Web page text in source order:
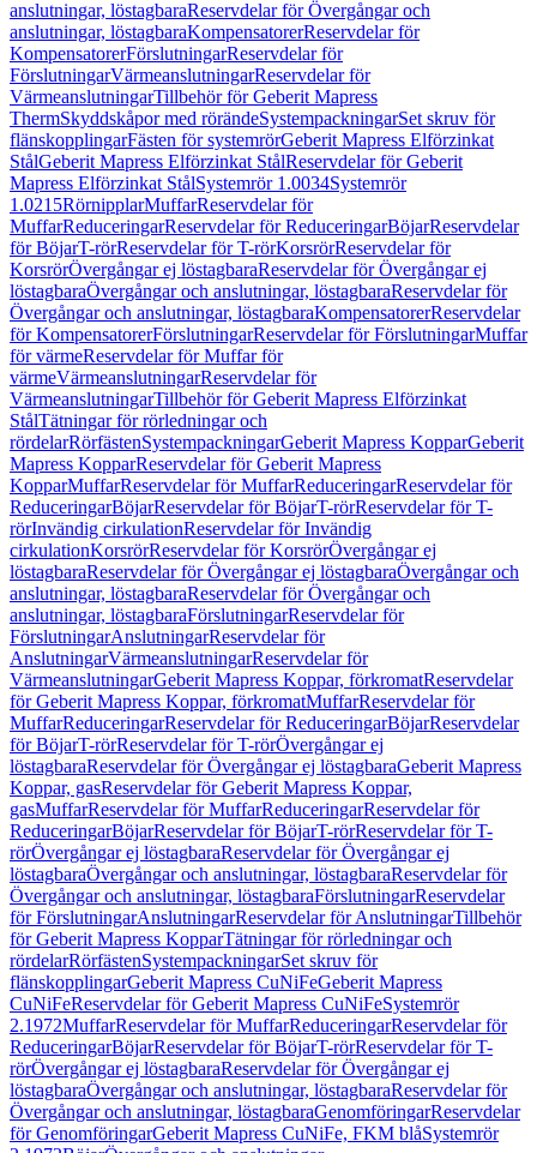
anslutningar, löstagbaraReservdelar för Övergångar och
anslutningar, löstagbaraKompensatorerReservdelar för
KompensatorerFörslutningarReservdelar för
FörslutningarVärmeanslutningarReservdelar för
VärmeanslutningarTillbehör för Geberit Mapress
ThermSkyddskåpor med rörändeSystempackningarSet skruv för
flänskopplingarFästen för systemrörGeberit Mapress Elförzinkat
StålGeberit Mapress Elförzinkat StålReservdelar för Geberit
Mapress Elförzinkat StålSystemrör 1.0034Systemrör
1.0215RörnipplarMuffarReservdelar för
MuffarReduceringarReservdelar för ReduceringarBöjarReservdelar
för BöjarT-rörReservdelar för T-rörKorsrörReservdelar för
KorsrörÖvergångar ej löstagbaraReservdelar för Övergångar ej
löstagbaraÖvergångar och anslutningar, löstagbaraReservdelar för
Övergångar och anslutningar, löstagbaraKompensatorerReservdelar
för KompensatorerFörslutningarReservdelar för FörslutningarMuffar
för värmeReservdelar för Muffar för
värmeVärmeanslutningarReservdelar för
VärmeanslutningarTillbehör för Geberit Mapress Elförzinkat
StålTätningar för rörledningar och
rördelarRörfästenSystempackningarGeberit Mapress KopparGeberit
Mapress KopparReservdelar för Geberit Mapress
KopparMuffarReservdelar för MuffarReduceringarReservdelar för
ReduceringarBöjarReservdelar för BöjarT-rörReservdelar för T-
rörInvändig cirkulationReservdelar för Invändig
cirkulationKorsrörReservdelar för KorsrörÖvergångar ej
löstagbaraReservdelar för Övergångar ej löstagbaraÖvergångar och
anslutningar, löstagbaraReservdelar för Övergångar och
anslutningar, löstagbaraFörslutningarReservdelar för
FörslutningarAnslutningarReservdelar för
AnslutningarVärmeanslutningarReservdelar för
VärmeanslutningarGeberit Mapress Koppar, förkromatReservdelar
för Geberit Mapress Koppar, förkromatMuffarReservdelar för
MuffarReduceringarReservdelar för ReduceringarBöjarReservdelar
för BöjarT-rörReservdelar för T-rörÖvergångar ej
löstagbaraReservdelar för Övergångar ej löstagbaraGeberit Mapress
Koppar, gasReservdelar för Geberit Mapress Koppar,
gasMuffarReservdelar för MuffarReduceringarReservdelar för
ReduceringarBöjarReservdelar för BöjarT-rörReservdelar för T-
rörÖvergångar ej löstagbaraReservdelar för Övergångar ej
löstagbaraÖvergångar och anslutningar, löstagbaraReservdelar för
Övergångar och anslutningar, löstagbaraFörslutningarReservdelar
för FörslutningarAnslutningarReservdelar för AnslutningarTillbehör
för Geberit Mapress KopparTätningar för rörledningar och
rördelarRörfästenSystempackningarSet skruv för
flänskopplingarGeberit Mapress CuNiFeGeberit Mapress
CuNiFeReservdelar för Geberit Mapress CuNiFeSystemrör
2.1972MuffarReservdelar för MuffarReduceringarReservdelar för
ReduceringarBöjarReservdelar för BöjarT-rörReservdelar för T-
rörÖvergångar ej löstagbaraReservdelar för Övergångar ej
löstagbaraÖvergångar och anslutningar, löstagbaraReservdelar för
Övergångar och anslutningar, löstagbaraGenomföringarReservdelar
för GenomföringarGeberit Mapress CuNiFe, FKM blåSystemrör